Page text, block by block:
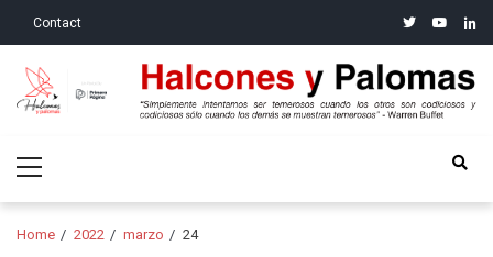
Contact twitteryoutube
Halcones y Palomas
Menu
Home 2022 marzo 24